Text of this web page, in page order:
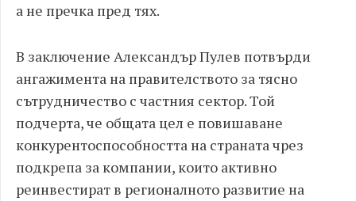
а не пречка пред тях.
В заключение Александър Пулев потвърди
ангажимента на правителството за тясно
сътрудничество с частния сектор. Той
подчерта, че общата цел е повишаване
конкурентоспособността на страната чрез
подкрепа за компании, които активно
реинвестират в регионалното развитие на